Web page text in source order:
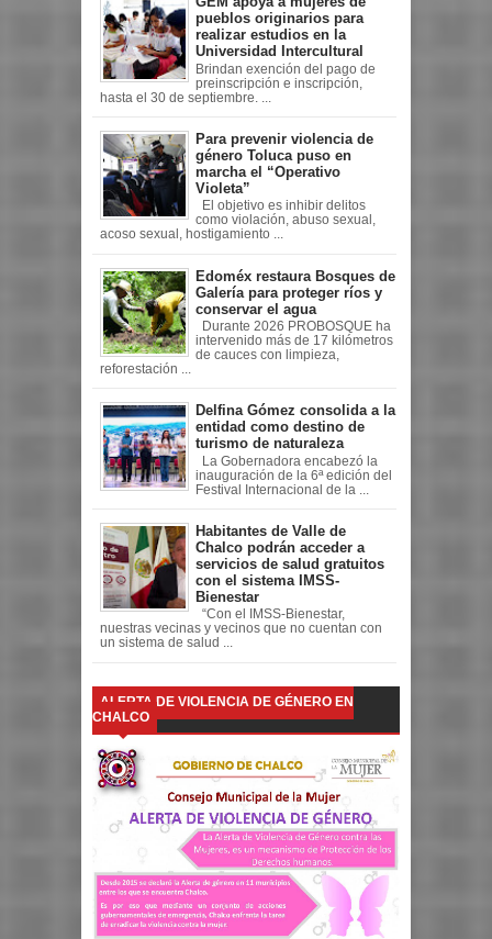
pueblos originarios para
realizar estudios en la
Universidad Intercultural
Brindan exención del pago de
preinscripción e inscripción,
hasta el 30 de septiembre. ...
Para prevenir violencia de
género Toluca puso en
marcha el “Operativo
Violeta”
El objetivo es inhibir delitos
como violación, abuso sexual,
acoso sexual, hostigamiento ...
Edoméx restaura Bosques de
Galería para proteger ríos y
conservar el agua
Durante 2026 PROBOSQUE ha
intervenido más de 17 kilómetros
de cauces con limpieza,
reforestación ...
Delfina Gómez consolida a la
entidad como destino de
turismo de naturaleza
La Gobernadora encabezó la
inauguración de la 6ª edición del
Festival Internacional de la ...
Habitantes de Valle de
Chalco podrán acceder a
servicios de salud gratuitos
con el sistema IMSS-
Bienestar
“Con el IMSS-Bienestar,
nuestras vecinas y vecinos que no cuentan con
un sistema de salud ...
ALERTA DE VIOLENCIA DE GÉNERO EN
CHALCO